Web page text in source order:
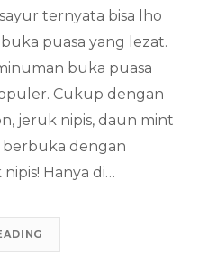
ternyata bisa lho
puasa yang lezat.
buka puasa
Cukup dengan
jeruk nipis, daun mint
berbuka dengan
Hanya di…